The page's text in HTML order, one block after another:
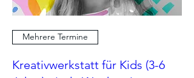
Mehrere Termine
Kreativwerkstatt für Kids (3-6